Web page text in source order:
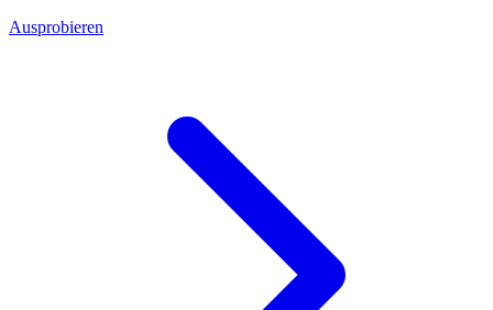
Ausprobieren